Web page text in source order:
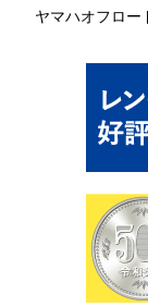
ヤマハオフロー